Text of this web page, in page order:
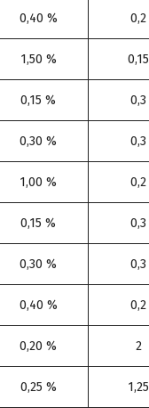
0,40 % 0,2
1,50 % 0,15
0,15 % 0,3
0,30 % 0,3
1,00 % 0,2
0,15 % 0,3
0,30 % 0,3
0,40 % 0,2
0,20 % 2
0,25 % 1,25